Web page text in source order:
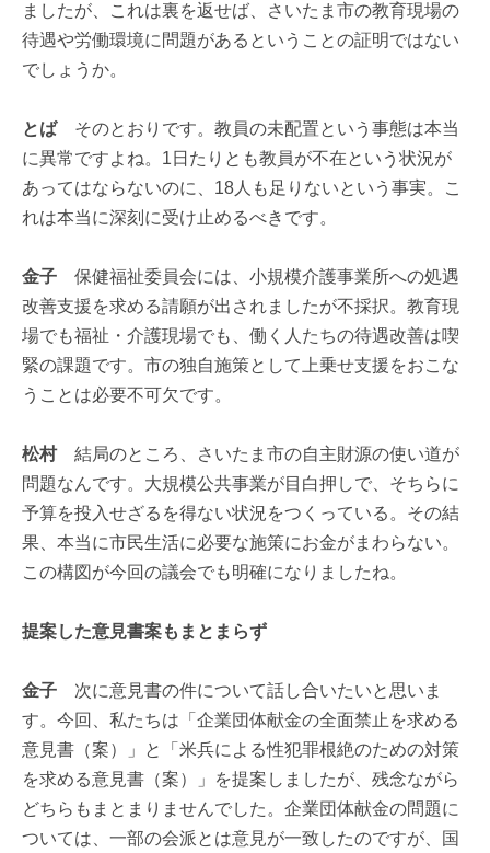
ましたが、これは裏を返せば、さいたま市の教育現場の
待遇や労働環境に問題があるということの証明ではない
でしょうか。
とば そのとおりです。教員の未配置という事態は本当
に異常ですよね。1日たりとも教員が不在という状況が
あってはならないのに、18人も足りないという事実。こ
れは本当に深刻に受け止めるべきです。
金子 保健福祉委員会には、小規模介護事業所への処遇
改善支援を求める請願が出されましたが不採択。教育現
場でも福祉・介護現場でも、働く人たちの待遇改善は喫
緊の課題です。市の独自施策として上乗せ支援をおこな
うことは必要不可欠です。
松村結局のところ、さいたま市の自主財源の使い道が
問題なんです。大規模公共事業が目白押しで、そちらに
予算を投入せざるを得ない状況をつくっている。その結
果、本当に市民生活に必要な施策にお金がまわらない。
この構図が今回の議会でも明確になりましたね。
提案した意見書案もまとまらず
金子 次に意見書の件について話し合いたいと思いま
す。今回、私たちは「企業団体献金の全面禁止を求める
意見書（案）」と「米兵による性犯罪根絶のための対策
を求める意見書（案）」を提案しましたが、残念ながら
どちらもまとまりませんでした。企業団体献金の問題に
ついては、一部の会派とは意見が一致したのですが、国